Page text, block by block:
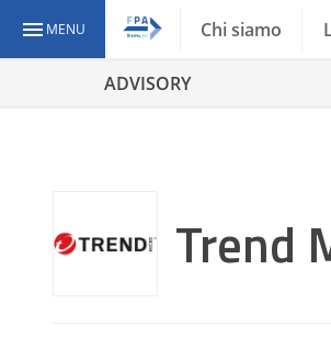
MENU Chi siamo
ADVISORY
Trend